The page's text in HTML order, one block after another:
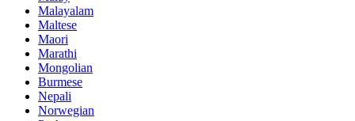
Malayalam
Maltese
Maori
Marathi
Mongolian
Burmese
Nepali
Norwegian